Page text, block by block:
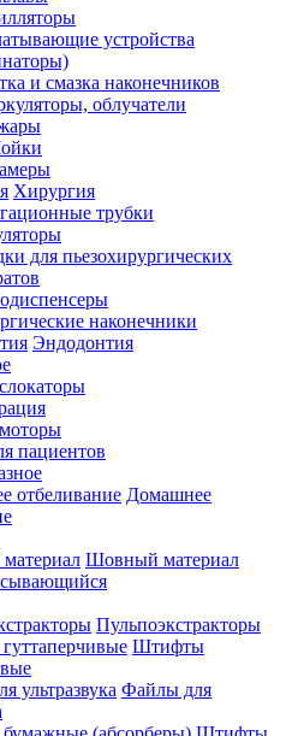
устройства
и смазка наконечников
облучатели
Хирургия
трубки
для пьезохирургических
наконечники
Эндодонтия
пациентов
Домашнее
Шовный материал
Пульпоэкстракторы
Штифты
Файлы для